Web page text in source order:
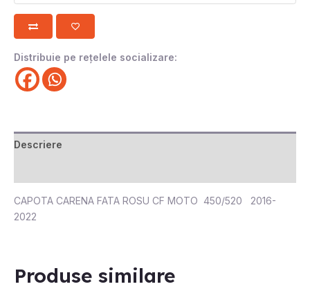
Distribuie pe rețelele socializare:
Descriere
CAPOTA CARENA FATA ROSU CF MOTO 450/520 2016-
2022
Produse similare